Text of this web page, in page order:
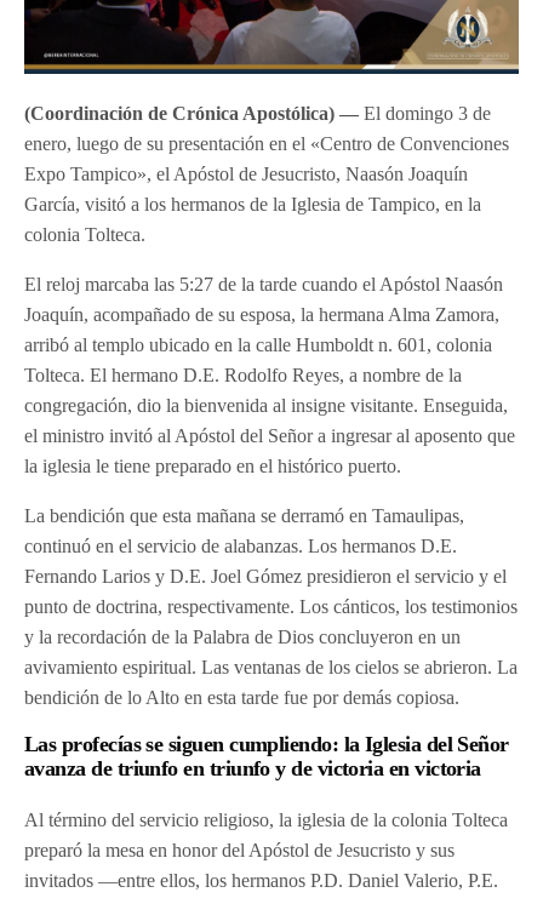
(Coordinación de Crónica Apostólica) —El domingo 3 de
enero, luego de su presentación en el «Centro de Convenciones
Expo Tampico», el Apóstol de Jesucristo, Naasón Joaquín
García, visitó a los hermanos de la Iglesia de Tampico, en la
colonia Tolteca.
El reloj marcaba las 5:27 de la tarde cuando el Apóstol Naasón
Joaquín, acompañado de su esposa, la hermana Alma Zamora,
arribó al templo ubicado en la calle Humboldt n. 601, colonia
Tolteca. El hermano D.E. Rodolfo Reyes, a nombre de la
congregación, dio la bienvenida al insigne visitante. Enseguida,
el ministro invitó al Apóstol del Señor a ingresar al aposento que
la iglesia le tiene preparado en el histórico puerto.
La bendición que esta mañana se derramó en Tamaulipas,
continuó en el servicio de alabanzas. Los hermanos D.E.
Fernando Larios y D.E. Joel Gómez presidieron el servicio y el
punto de doctrina, respectivamente. Los cánticos, los testimonios
y la recordación de la Palabra de Dios concluyeron en un
avivamiento espiritual. Las ventanas de los cielos se abrieron. La
bendición de lo Alto en esta tarde fue por demás copiosa.
Las profecías se siguen cumpliendo: la Iglesia del Señor
avanza de triunfo en triunfo y de victoria en victoria
Al término del servicio religioso, la iglesia de la colonia Tolteca
preparó la mesa en honor del Apóstol de Jesucristo y sus
invitados —entre ellos, los hermanos P.D. Daniel Valerio, P.E.